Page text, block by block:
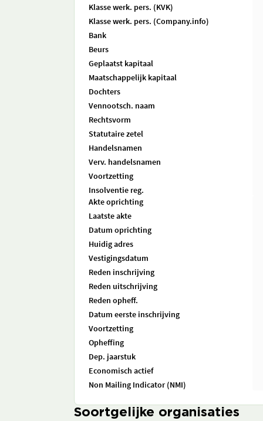
Klasse werk. pers. (KVK)
Klasse werk. pers. (Company.info)
Bank
Beurs
Geplaatst kapitaal
Maatschappelijk kapitaal
Dochters
Vennootsch. naam
Rechtsvorm
Statutaire zetel
Handelsnamen
Verv. handelsnamen
Voortzetting
Insolventie reg.
Akte oprichting
Laatste akte
Datum oprichting
Huidig adres
Vestigingsdatum
Reden inschrijving
Reden uitschrijving
Reden opheff.
Datum eerste inschrijving
Voortzetting
Opheffing
Dep. jaarstuk
Economisch actief
Non Mailing Indicator (NMI)
Soortgelijke organisaties